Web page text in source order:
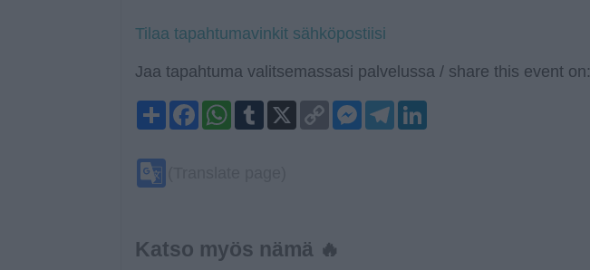
Tilaa tapahtumavinkit sähköpostiisi
Jaa tapahtuma valitsemassasi palvelussa / share this event on:
ShareFacebook
WhatsApp
Tumblr
Copy
Link
Messenger
Telegram
Katso myös nämä 🔥